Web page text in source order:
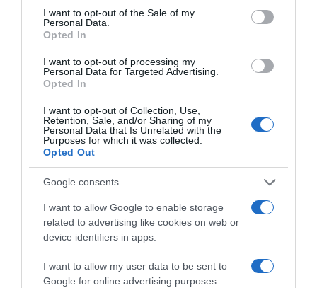
consent section.
I want to opt-out of the Sale of my
Personal Data.
Opted In
I want to opt-out of processing my
Personal Data for Targeted Advertising.
Opted In
I want to opt-out of Collection, Use,
Retention, Sale, and/or Sharing of my
Personal Data that Is Unrelated with the
Purposes for which it was collected.
Opted Out
Google consents
I want to allow Google to enable storage
related to advertising like cookies on web or
device identifiers in apps.
I want to allow my user data to be sent to
Google for online advertising purposes.
ΣΧΟΛΙΑ